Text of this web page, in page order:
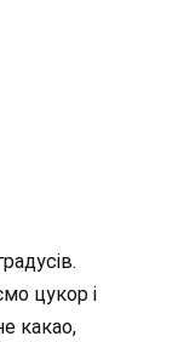
цукор і
какао,